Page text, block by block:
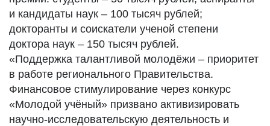
и кандидаты наук – 100 тысяч рублей;
докторанты и соискатели ученой степени
доктора наук – 150 тысяч рублей.
«Поддержка талантливой молодёжи – приоритет
в работе регионального Правительства.
Финансовое стимулирование через конкурс
«Молодой учёный» призвано активизировать
научно-исследовательскую деятельность и